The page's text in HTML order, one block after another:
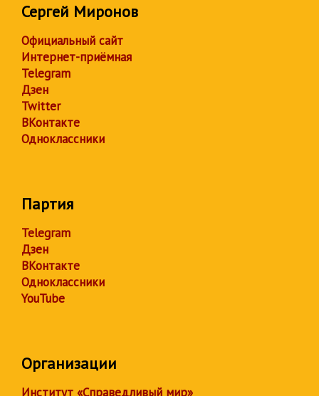
Сергей Миронов
Официальный сайт
Интернет-приёмная
Telegram
Дзен
Twitter
ВКонтакте
Одноклассники
Партия
Telegram
Дзен
ВКонтакте
Одноклассники
YouTube
Организации
Институт «Справедливый мир»